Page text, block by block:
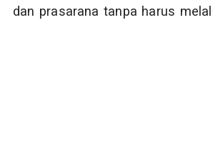
dan prasarana tanpa harus